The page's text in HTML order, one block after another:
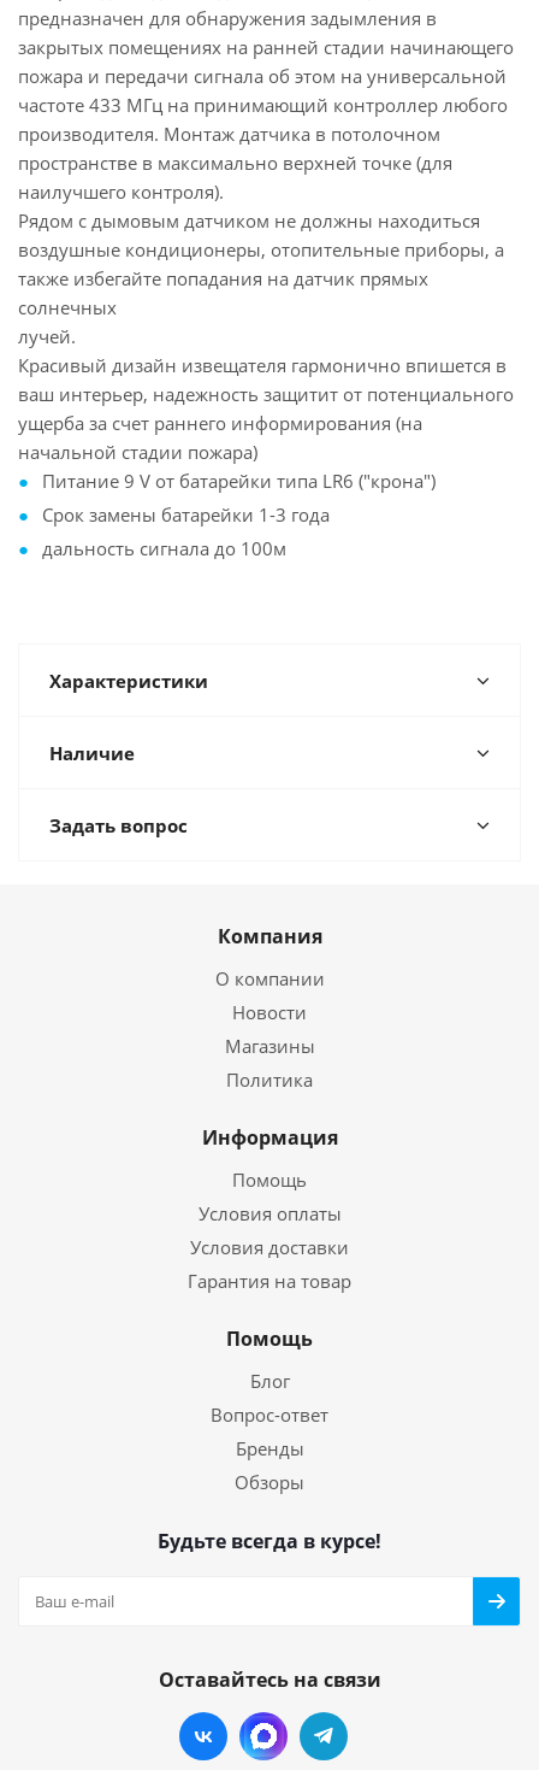
предназначен для обнаружения задымления в
закрытых помещениях на ранней стадии начинающего
пожара и передачи сигнала об этом на универсальной
частоте 433 МГц на принимающий контроллер любого
производителя. Монтаж датчика в потолочном
пространстве в максимально верхней точке (для
наилучшего контроля).
Рядом с дымовым датчиком не должны находиться
воздушные кондиционеры, отопительные приборы, а
также избегайте попадания на датчик прямых
солнечных
лучей.
Красивый дизайн извещателя гармонично впишется в
ваш интерьер, надежность защитит от потенциального
ущерба за счет раннего информирования (на
начальной стадии пожара)
Питание 9 V от батарейки типа LR6 ("крона")
Срок замены батарейки 1-3 года
дальность сигнала до 100м
Характеристики
Наличие
Задать вопрос
Компания
О компании
Новости
Магазины
Политика
Информация
Помощь
Условия оплаты
Условия доставки
Гарантия на товар
Помощь
Блог
Вопрос-ответ
Бренды
Обзоры
Будьте всегда в курсе!
Оставайтесь на связи